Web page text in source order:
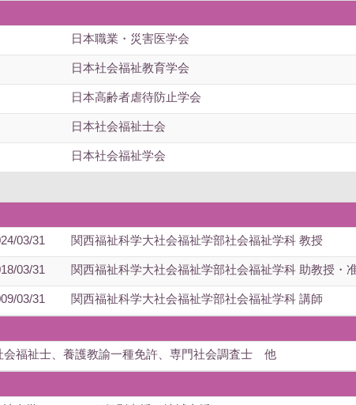
日本職業・災害医学会
日本社会福祉教育学会
日本高齢者虐待防止学会
日本社会福祉士会
日本社会福祉学会
03/31
関西福祉科学大社会福祉学部社会福祉学科 教授
03/31 関西福祉科学大社会福祉学部社会福祉学科 助教授・
03/31 関西福祉科学大社会福祉学部社会福祉学科 講師
会福祉士、養護教諭一種免許、専門社会調査士 他